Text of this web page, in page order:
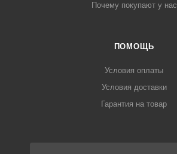
Почему покупают у нас
ПОМОЩЬ
Условия оплаты
Условия доставки
Гарантия на товар